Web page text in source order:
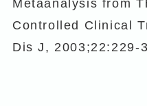
Metaanalysis from
Controlled Clinical
Dis J, 2003;22:229-